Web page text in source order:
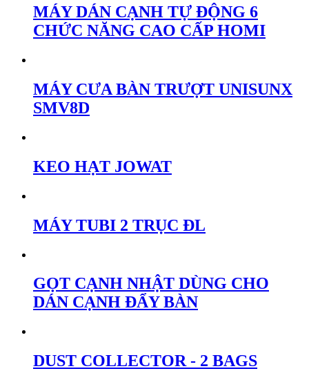
MÁY DÁN CẠNH TỰ ĐỘNG 6
CHỨC NĂNG CAO CẤP HOMI
MÁY CƯA BÀN TRƯỢT UNISUNX
SMV8D
KEO HẠT JOWAT
MÁY TUBI 2 TRỤC ĐL
GỌT CẠNH NHẬT DÙNG CHO
DÁN CẠNH ĐẨY BÀN
DUST COLLECTOR - 2 BAGS